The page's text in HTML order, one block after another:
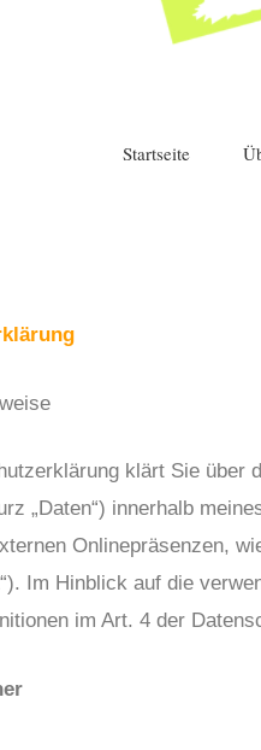
Startseite
klärt Sie über
„Daten“) innerhalb
Onlinepräsenzen,
Im Hinblick auf die
im Art. 4 der